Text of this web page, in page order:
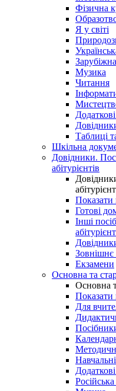
Фізична
Я у світі
Музика
Читання
Таблиці
Шкільна
Довідники.
абітурієнтів
Показати
Готові
Інші
Зовнішнє
Екзамени
Основна та
Основна
Показати
Для